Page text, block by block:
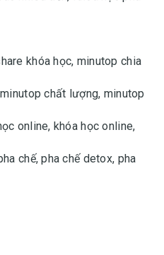
khóa học, minutop chia
chất lượng, minutop
online, khóa học online,
chế, pha chế detox, pha